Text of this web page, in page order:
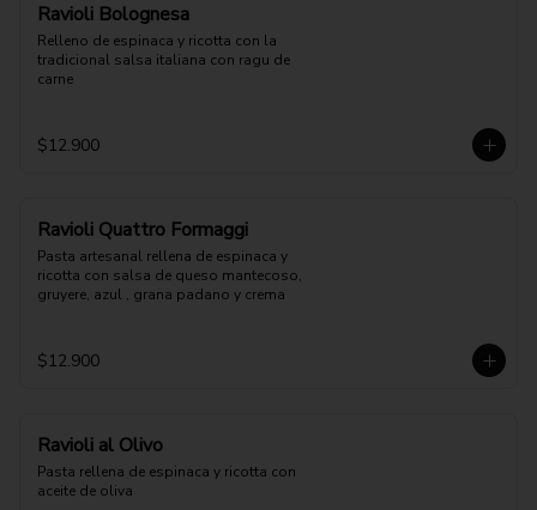
Ravioli Bolognesa
Relleno de espinaca y ricotta con la
tradicional salsa italiana con ragu de
carne
$12.900
Ravioli Quattro Formaggi
Pasta artesanal rellena de espinaca y
ricotta con salsa de queso mantecoso,
gruyere, azul , grana padano y crema
$12.900
Ravioli al Olivo
Pasta rellena de espinaca y ricotta con
aceite de oliva